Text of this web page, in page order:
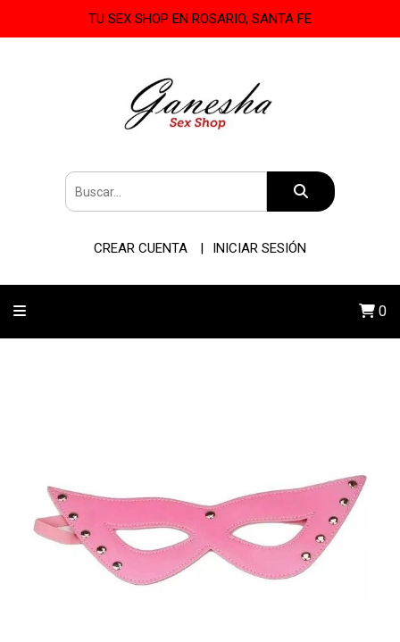
TU SEX SHOP EN ROSARIO, SANTA FE
CREAR CUENTA INICIAR SESIÓN
0